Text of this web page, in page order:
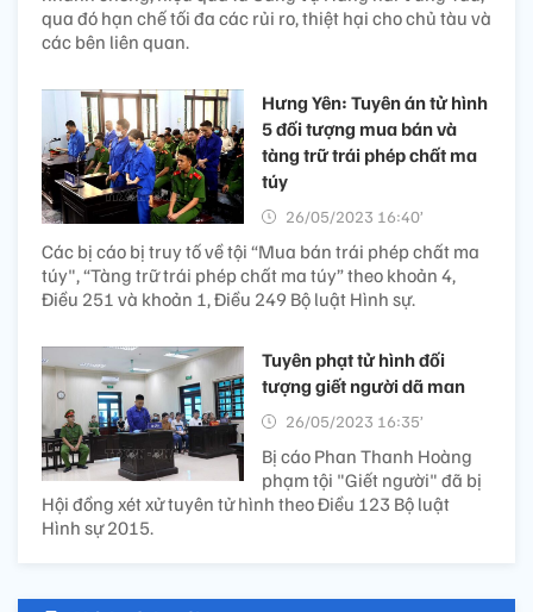
qua đó hạn chế tối đa các rủi ro, thiệt hại cho chủ tàu và
các bên liên quan.
Hưng Yên: Tuyên án tử hình
5 đối tượng mua bán và
tàng trữ trái phép chất ma
túy
26/05/2023 16:40’
Các bị cáo bị truy tố về tội “Mua bán trái phép chất ma
túy", “Tàng trữ trái phép chất ma túy” theo khoản 4,
Điều 251 và khoản 1, Điều 249 Bộ luật Hình sự.
Tuyên phạt tử hình đối
tượng giết người dã man
26/05/2023 16:35’
Bị cáo Phan Thanh Hoàng
phạm tội "Giết người" đã bị
Hội đồng xét xử tuyên tử hình theo Điều 123 Bộ luật
Hình sự 2015.